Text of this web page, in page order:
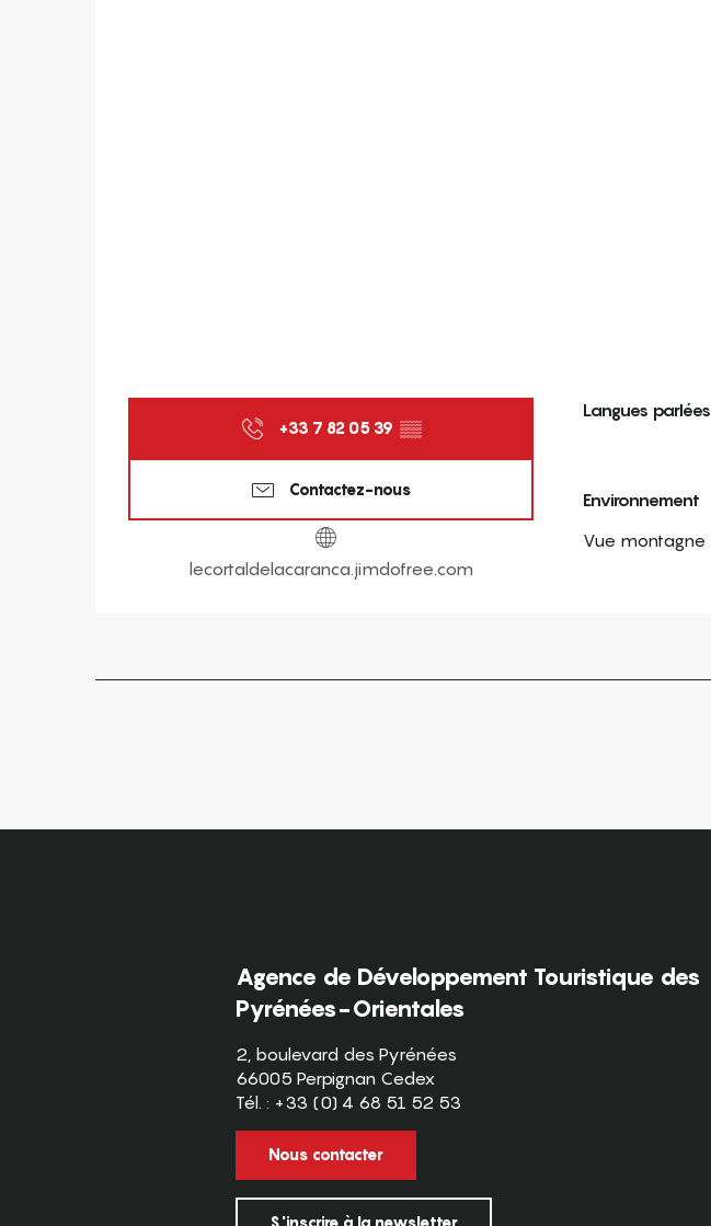
+33 7 82 05 39 ▒▒
Contactez-nous
lecortaldelacaranca.jimdofree.com
Langues parlées
Langues parlées
Environnement
Environnement
Vue montagne
Agence de Développement Touristique des
Pyrénées-Orientales
2, boulevard des Pyrénées
66005 Perpignan Cedex
Tél. : +33 (0) 4 68 51 52 53
Nous contacter